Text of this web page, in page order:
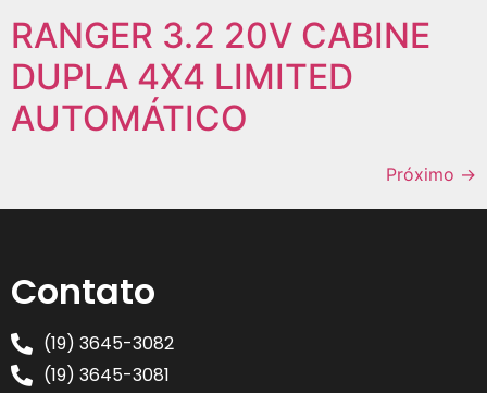
RANGER 3.2 20V CABINE
DUPLA 4X4 LIMITED
AUTOMÁTICO
Próximo →
Contato
(19) 3645-3082
(19) 3645-3081